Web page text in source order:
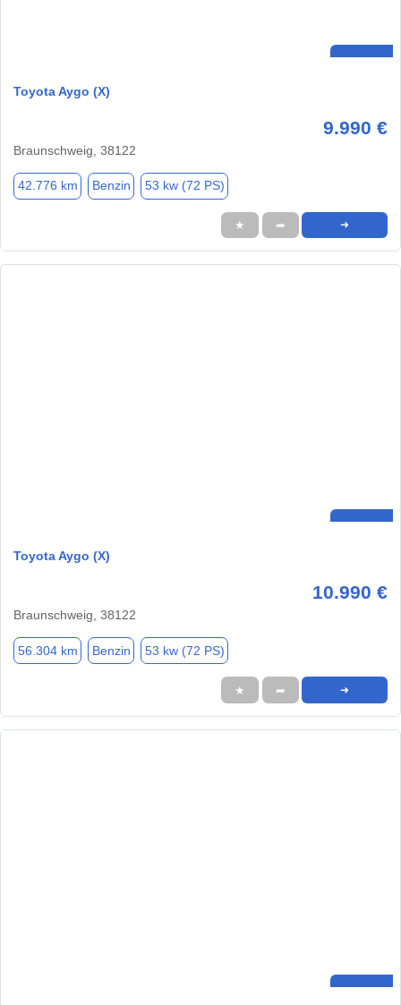
Toyota Aygo (X)
9.990 €
Braunschweig, 38122
42.776 km Benzin 53 kw (72 PS)
★ ➦ ➜
Toyota Aygo (X)
10.990 €
Braunschweig, 38122
56.304 km Benzin 53 kw (72 PS)
★ ➦ ➜